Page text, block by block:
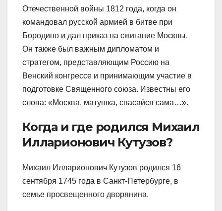
Отечественной войны 1812 года, когда он
командовал русской армией в битве при
Бородино и дал приказ на сжигание Москвы.
Он также был важным дипломатом и
стратегом, представляющим Россию на
Венский конгрессе и принимающим участие в
подготовке Священного союза. Известны его
слова: «Москва, матушка, спасайся сама…».
Когда и где родился Михаил
Илларионович Кутузов?
Михаил Илларионович Кутузов родился 16
сентября 1745 года в Санкт-Петербурге, в
семье просвещенного дворянина.